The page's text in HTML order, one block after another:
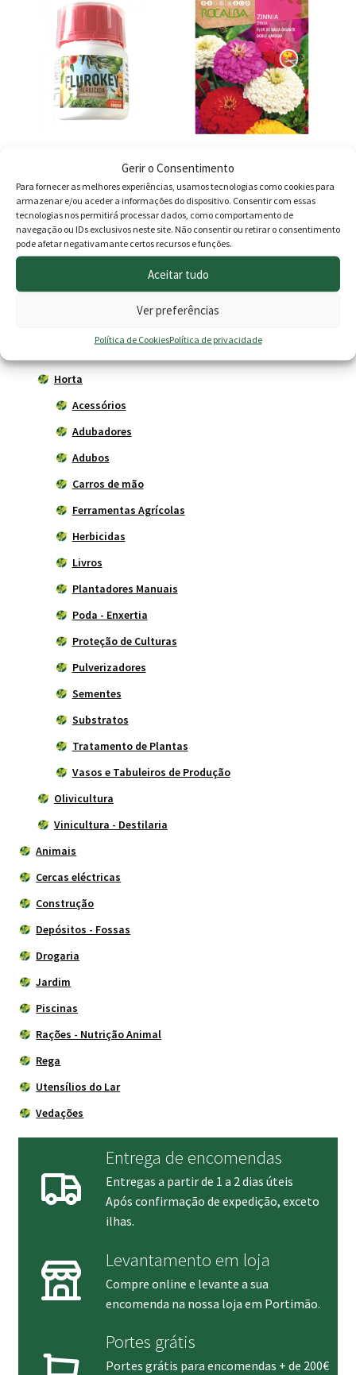
Gerir o Consentimento
Para fornecer as melhores experiências, usamos tecnologias como cookies para
armazenar e/ou aceder a informações do dispositivo. Consentir com essas
tecnologias nos permitirá processar dados, como comportamento de
navegação ou IDs exclusivos neste site. Não consentir ou retirar o consentimento
pode afetar negativamante certos recursos e funções.
Aceitar tudo
Ver preferências
Política de CookiesPolítica de privacidade
era:
9.00 €.
é:
7.90 €.
Herbicida Flurokey 100ml
8.90€
Esgotado
Zinia Flor de Dalia Gigante
2.10€
Adicionar
Horta
Acessórios
Adubadores
Adubos
Carros de mão
Ferramentas Agrícolas
Herbicidas
Livros
Plantadores Manuais
Poda - Enxertia
Proteção de Culturas
Pulverizadores
Sementes
Substratos
Tratamento de Plantas
Vasos e Tabuleiros de Produção
Olivicultura
Vinicultura - Destilaria
Animais
Cercas eléctricas
Construção
Depósitos - Fossas
Drogaria
Jardim
Piscinas
Rações - Nutrição Animal
Rega
Utensílios do Lar
Vedações
Entrega de encomendas
Entregas a partir de 1 a 2 dias úteis
Após confirmação de expedição, exceto
ilhas.
Levantamento em loja
Compre online e levante a sua
encomenda na nossa loja em Portimão.
Portes grátis
Portes grátis para encomendas + de 200€